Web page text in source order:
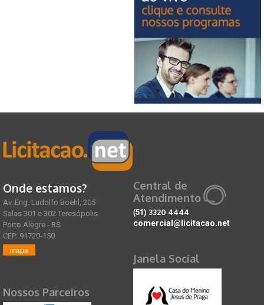
Onde estamos?
Av. Eng. Ludolfo Boehl, 205
Salas 301 e 302 Teresópolis
Porto Alegre - RS
CEP: 91720-150
mapa
Nossos Parceiros
Central de
Atendimento
(51) 3320 4444
comercial@licitacao.net
Janela Social